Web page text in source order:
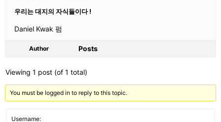
우리는 대지의 자식들이다 !
Daniel Kwak 펌
Author Posts
Viewing 1 post (of 1 total)
You must be logged in to reply to this topic.
Username: